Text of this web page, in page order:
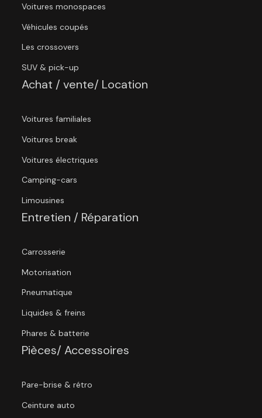
Voitures monospaces
Véhicules coupés
Les crossovers
SUV & pick-up
Achat / vente/ Location
Voitures familiales
Voitures break
Voitures électriques
Camping-cars
Limousines
Entretien / Réparation
Carrosserie
Motorisation
Pneumatique
Liquides & freins
Phares & batterie
Pièces/ Accessoires
Pare-brise & rétro
Ceinture auto